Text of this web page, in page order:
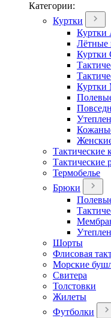
Категории:
Куртки
Куртки
Лётные
Куртки
Тактические
Тактические
Термобелье
Брюки
Шорты
Флисовая
Морские
Свитера
Толстовки
Жилеты
Футболки